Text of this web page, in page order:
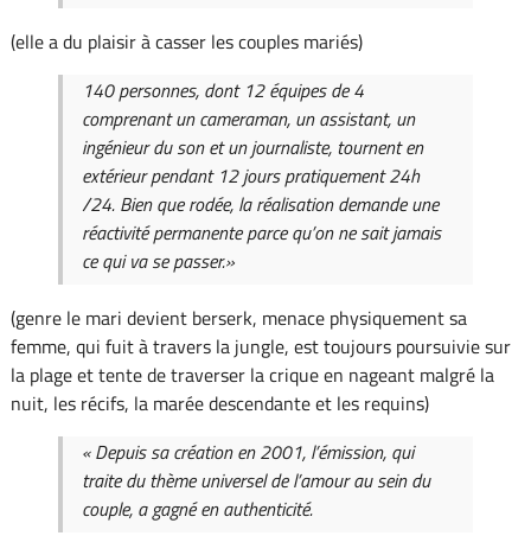
(elle a du plaisir à casser les couples mariés)
140 personnes, dont 12 équipes de 4
comprenant un cameraman, un assistant, un
ingénieur du son et un journaliste, tournent en
extérieur pendant 12 jours pratiquement 24h
/24. Bien que rodée, la réalisation demande une
réactivité permanente parce qu’on ne sait jamais
ce qui va se passer.»
(genre le mari devient berserk, menace physiquement sa
femme, qui fuit à travers la jungle, est toujours poursuivie sur
la plage et tente de traverser la crique en nageant malgré la
nuit, les récifs, la marée descendante et les requins)
« Depuis sa création en 2001, l’émission, qui
traite du thème universel de l’amour au sein du
couple, a gagné en authenticité.